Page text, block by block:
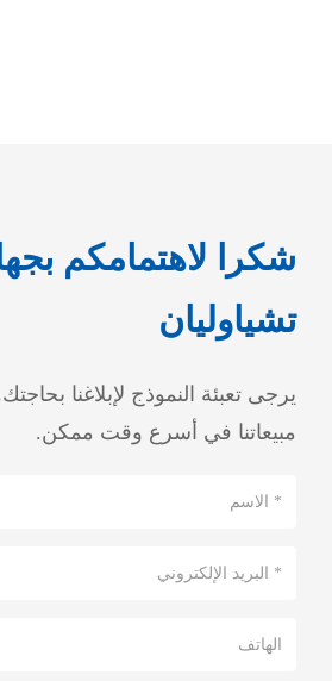
شكرا لاهتمامكم
تشياوليان
يرجى تعبئة النموذج لإبلاغنا
مبيعاتنا في أسرع وقت ممكن.